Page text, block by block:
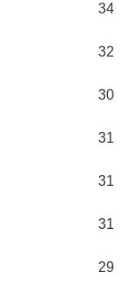
34
32
30
31
31
31
29